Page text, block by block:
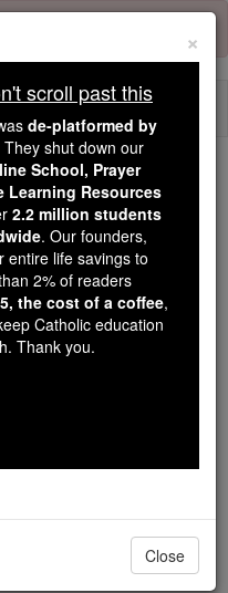
October ...
of the Rosary
1
rebelou-se contra
quarto superior em
×
scroll past this
de-platformed by
shut down our
School, Prayer
Learning Resources
2.2 million students
. Our founders,
entire life savings to
2% of readers
the cost of a coffee,
Catholic education
Thank you.
Close